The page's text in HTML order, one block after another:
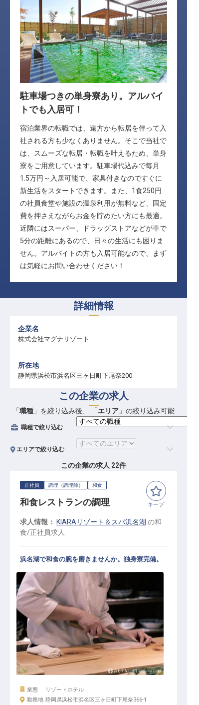
駐車場つきの単身寮あり。アルバイ
トでも入居可！
宿泊業界の転職では、遠方から転居を伴って入
社される方も少なくありません。そこで当社で
は、スムーズな転居・転職を叶えるため、単身
寮をご用意しています。駐車場代込みで毎月
1.5万円～入居可能で、家具付きなのですぐに
新生活をスタートできます。また、1食250円
の社員食堂や施設の温泉利用が無料など、固定
費を押さえながらお金を貯めたい方にも最適。
近隣にはスーパー、ドラッグストアなどが車で
5分の距離にあるので、日々の生活にも困りま
せん。アルバイトの方も入居可能なので、まず
は気軽にお問い合わせください！
詳細情報
企業名
株式会社マグナリゾート
所在地
静岡県浜松市浜名区三ヶ日町下尾奈200
この企業の求人
「職種 」を絞り込み後、 「エリア 」の絞り込み可能
職種で絞り込む
エリアで絞り込む
この企業の求人 22件
キープ
正社員 調理（調理師） 和食
和食レストランの調理
求人情報： KIARAリゾート＆スパ浜名湖 の和
食/正社員求人
浜名湖で和食の腕を磨きませんか。独身寮完備。
業態
リゾートホテル
勤務地 静岡県浜松市浜名区三ヶ日町下尾奈366-1